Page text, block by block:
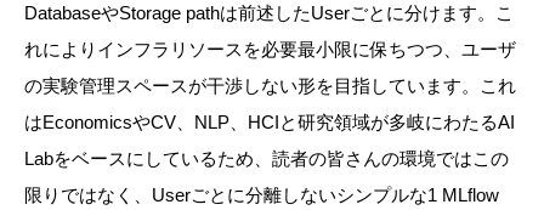
DatabaseやStorage pathは前述したUserごとに分けます。こ
れによりインフラリソースを必要最小限に保ちつつ、ユーザ
の実験管理スペースが干渉しない形を目指しています。これ
はEconomicsやCV、NLP、HCIと研究領域が多岐にわたるAI
Labをベースにしているため、読者の皆さんの環境ではこの
限りではなく、Userごとに分離しないシンプルな1 MLflow